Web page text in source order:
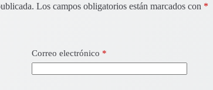
Los campos obligatorios están marcados con *
Correo electrónico *